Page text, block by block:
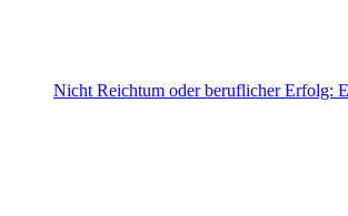
Nicht Reichtum oder beruflicher Erfolg: